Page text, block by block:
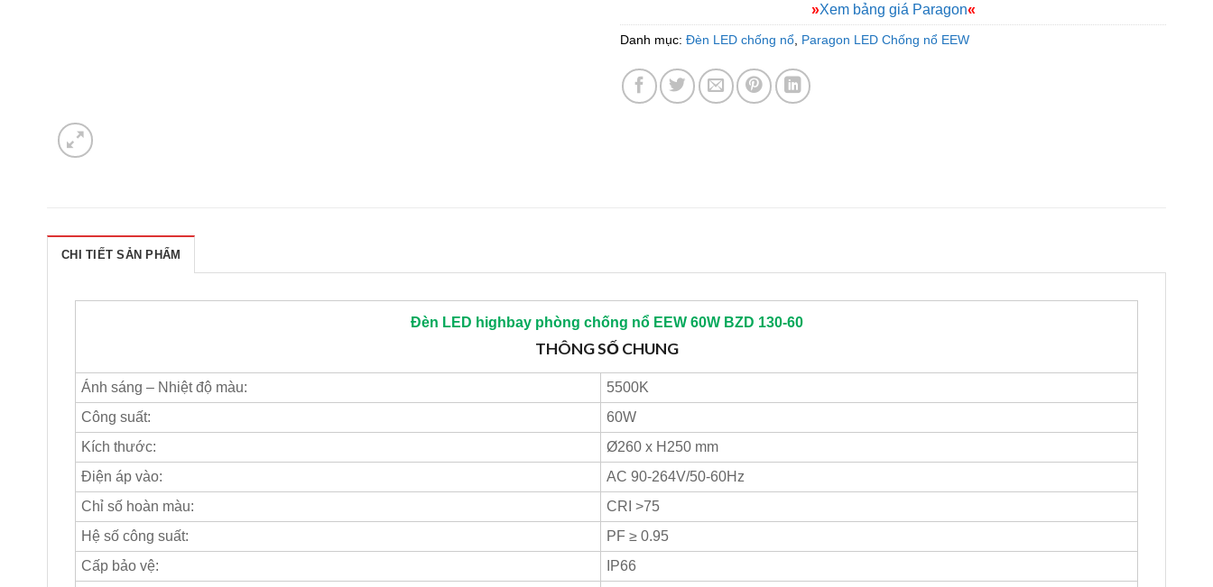
»Xem bảng giá Paragon«
Danh mục: Đèn LED chống nổ, Paragon LED Chống nổ EEW
CHI TIẾT SẢN PHẨM
Đèn LED highbay phòng chống nổ EEW 60W BZD 130-60
THÔNG SỐ CHUNG
Ánh sáng – Nhiệt độ màu:
5500K
Công suất:
60W
Kích thước:
Ø260 x H250 mm
Điện áp vào:
AC 90-264V/50-60Hz
Chỉ số hoàn màu:
CRI >75
Hệ số công suất:
PF ≥ 0.95
Cấp bảo vệ:
IP66